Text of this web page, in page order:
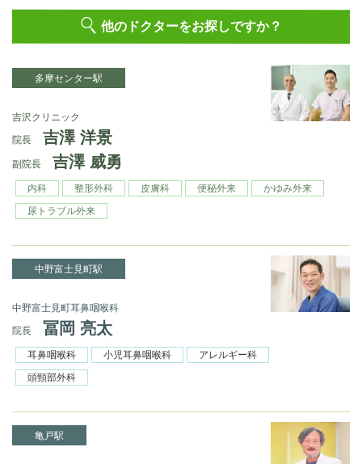
他のドクターをお探しですか？
多摩センター駅
吉沢クリニック
院長
吉澤 洋景
副院長 吉澤 威勇
内科 整形外科 皮膚科 便秘外来
かゆみ外来
尿トラブル外来
中野富士見町駅
中野富士見町耳鼻咽喉科
院長
冨岡 亮太
耳鼻咽喉科 小児耳鼻咽喉科
アレルギー科
頭頸部外科
亀戸駅